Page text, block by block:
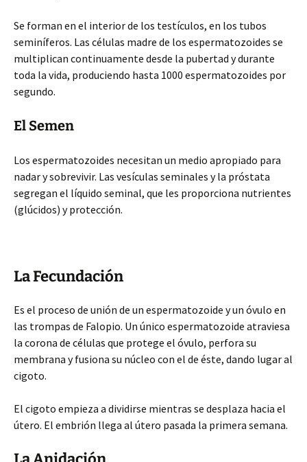
Se forman en el interior de los testículos, en los tubos
seminíferos. Las células madre de los espermatozoides se
multiplican continuamente desde la pubertad y durante
toda la vida, produciendo hasta 1000 espermatozoides por
segundo.
El Semen
Los espermatozoides necesitan un medio apropiado para
nadar y sobrevivir. Las vesículas seminales y la próstata
segregan el líquido seminal, que les proporciona nutrientes
(glúcidos) y protección.
La Fecundación
Es el proceso de unión de un espermatozoide y un óvulo en
las trompas de Falopio. Un único espermatozoide atraviesa
la corona de células que protege el óvulo, perfora su
membrana y fusiona su núcleo con el de éste, dando lugar al
cigoto.
El cigoto empieza a dividirse mientras se desplaza hacia el
útero. El embrión llega al útero pasada la primera semana.